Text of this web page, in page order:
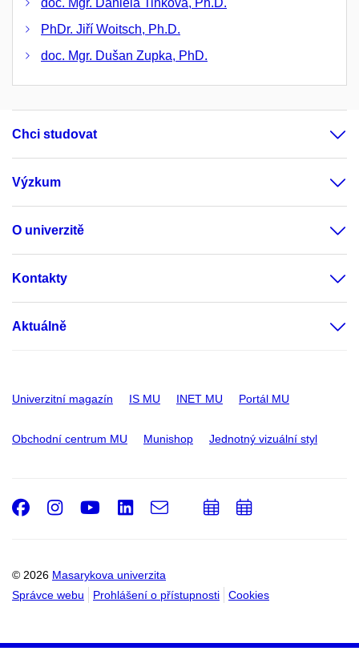
doc. Mgr. Daniela Tinková, Ph.D.
PhDr. Jiří Woitsch, Ph.D.
doc. Mgr. Dušan Zupka, PhD.
Chci studovat
Výzkum
O univerzitě
Kontakty
Aktuálně
Univerzitní magazín IS MU INET MU Portál MU
Obchodní centrum MU Munishop Jednotný vizuální styl
© 2026 Masarykova univerzita
Správce webu
Prohlášení o přístupnosti Cookies
Facebook
Instagram
Youtube
LinkedIn
e-
PřidatPřidat